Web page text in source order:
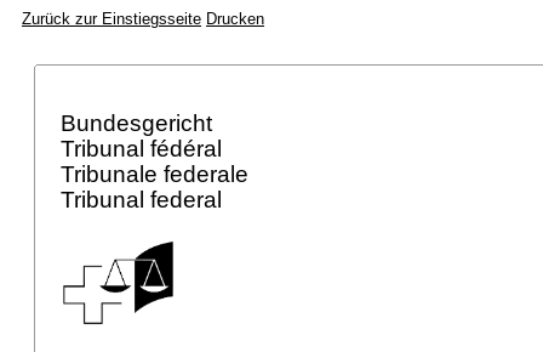
Zurück zur Einstiegsseite Drucken
Bundesgericht
Tribunal fédéral
Tribunale federale
Tribunal federal